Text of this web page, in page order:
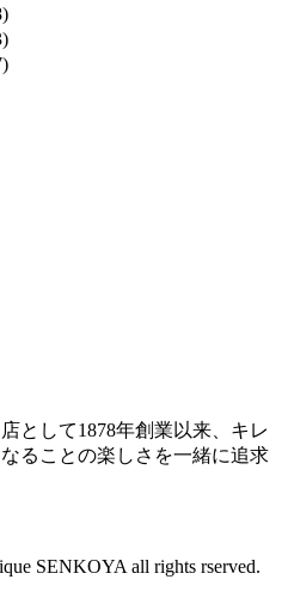
として1878年創業以来、キレ
ることの楽しさを一緒に追求
SENKOYA all rights rserved.